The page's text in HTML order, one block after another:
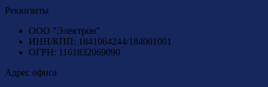
Реквизиты
ООО "Электрон"
ИНН/КПП: 1841064244/184001001
ОГРН: 1161832069090
Адрес офиса